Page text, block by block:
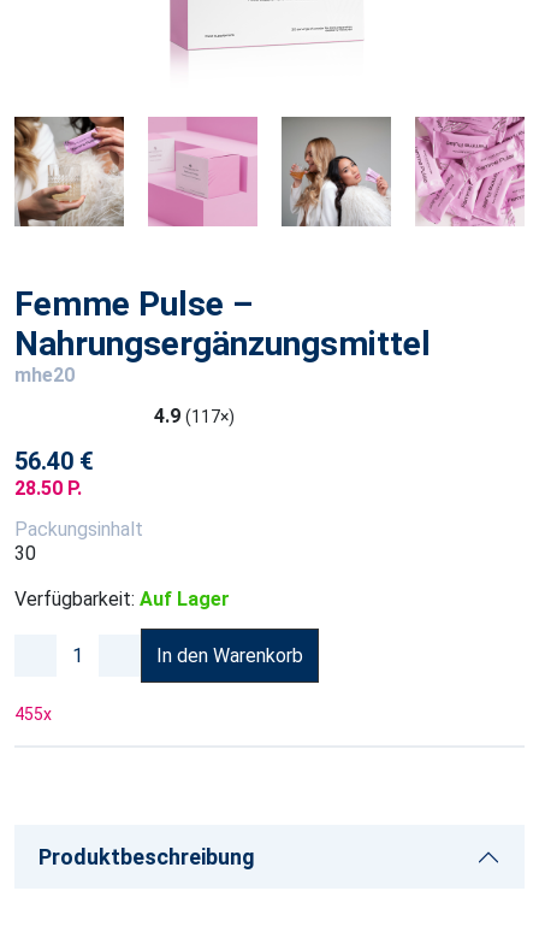
Femme Pulse –
Nahrungsergänzungsmittel
mhe20
4.9 (117×)
56.40 €
28.50 P.
Packungsinhalt
30
Verfügbarkeit: Auf Lager
In den Warenkorb
455x
Produktbeschreibung